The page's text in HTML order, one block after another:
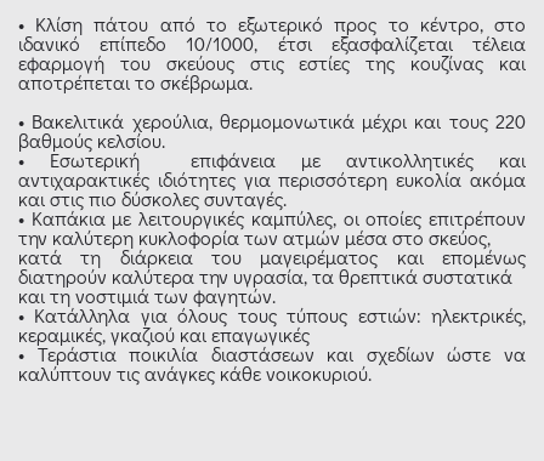
• Κλίση πάτου από το εξωτερικό προς το κέντρο, στο
ιδανικό επίπεδο 10/1000, έτσι εξασφαλίζεται τέλεια
εφαρμογή του σκεύους στις εστίες της κουζίνας και
αποτρέπεται το σκέβρωμα.
• Βακελιτικά χερούλια, θερμομονωτικά μέχρι και τους 220
βαθμούς κελσίου.
• Εσωτερική επιφάνεια με αντικολλητικές και
αντιχαρακτικές ιδιότητες για περισσότερη ευκολία ακόμα
και στις πιο δύσκολες συνταγές.
• Καπάκια με λειτουργικές καμπύλες, οι οποίες επιτρέπουν
την καλύτερη κυκλοφορία των ατμών μέσα στο σκεύος,
κατά τη διάρκεια του μαγειρέματος και επομένως
διατηρούν καλύτερα την υγρασία, τα θρεπτικά συστατικά
και τη νοστιμιά των φαγητών.
• Κατάλληλα για όλους τους τύπους εστιών: ηλεκτρικές,
κεραμικές, γκαζιού και επαγωγικές
• Τεράστια ποικιλία διαστάσεων και σχεδίων ώστε να
καλύπτουν τις ανάγκες κάθε νοικοκυριού.